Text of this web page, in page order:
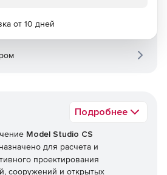
Подробнее
Model Studio CS
для расчета и
проектирования
сооружений и открытых
от 10 дней